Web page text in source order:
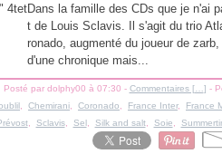
Dans la famille des CDs que je n'ai
t de Louis Sclavis. Il s'agit du trio
ronado, augmenté du joueur de
d'une chronique mais...
Posté par dolphy00 à 07:30 - Commentaires [… ] -
Chemirani Coronado France Inter, France
, Sclavis, Sel, Silk and salt, Soie